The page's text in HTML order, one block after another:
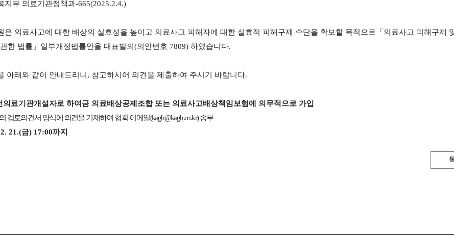
지부 의료기관정책과-665(2025.2.4.)
은 의료사고에 대한 배상의 실효성을 높이고 의료사고 피해자에 대한 실효적 피해구제 수단을 확보할 목적으로 「 의료사고 피해구제
한 법률 」 일부개정법률안을 대표발의 (의안번호 7809) 하였습니다.
아래와 같이 안내드리니 , 참고하시어 의견을 제출하여 주시기 바랍니다.
의료기관개설자로 하여금 의료배상공제조합 또는 의료사고배상책임보험에 의무적으로 가입
검토의견서 양식에 의견을 기재하여 협회 이메일(kagh@kagh.co.kr)송부
21.(금) 17:00까지